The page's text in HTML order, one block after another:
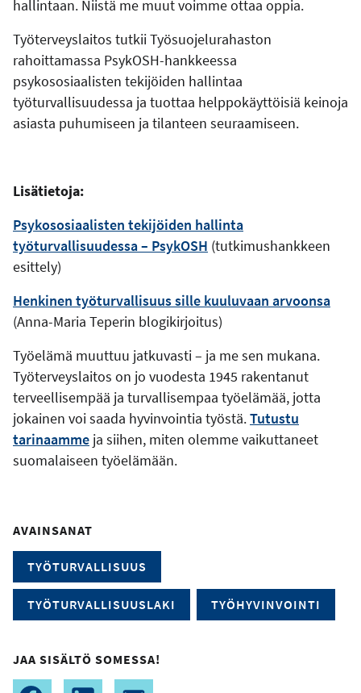
hallintaan. Niistä me muut voimme ottaa oppia.
Työterveyslaitos tutkii Työsuojelurahaston
rahoittamassa PsykOSH-hankkeessa
psykososiaalisten tekijöiden hallintaa
työturvallisuudessa ja tuottaa helppokäyttöisiä keinoja
asiasta puhumiseen ja tilanteen seuraamiseen.
Lisätietoja:
Psykososiaalisten tekijöiden hallinta
työturvallisuudessa – PsykOSH (tutkimushankkeen
esittely)
Henkinen työturvallisuus sille kuuluvaan arvoonsa
(Anna-Maria Teperin blogikirjoitus)
Työelämä muuttuu jatkuvasti – ja me sen mukana.
Työterveyslaitos on jo vuodesta 1945 rakentanut
terveellisempää ja turvallisempaa työelämää, jotta
jokainen voi saada hyvinvointia työstä.Tutustu
tarinaamme ja siihen, miten olemme vaikuttaneet
suomalaiseen työelämään.
AVAINSANAT
TYÖTURVALLISUUS
TYÖTURVALLISUUSLAKI TYÖHYVINVOINTI
JAA SISÄLTÖ SOMESSA!